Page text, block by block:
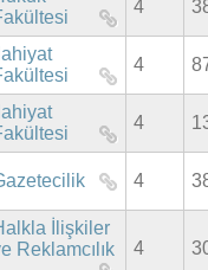
4
İlahiyat
4
İlahiyat
4
4
İlişkiler
Reklamcılık
4